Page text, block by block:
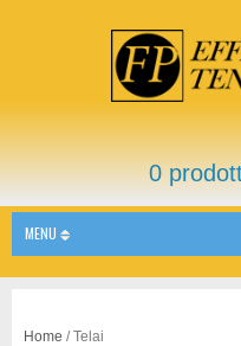
0
MENU
Home / Telai